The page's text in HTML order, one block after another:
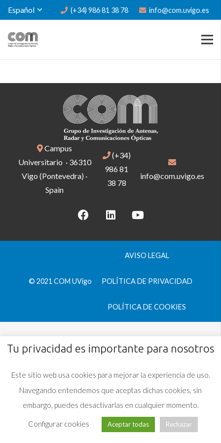
Español (+34) 986 81 38 78 info@com.uvigo.es
Campus
Universitario · 36310
Vigo (Pontevedra) ·
Spain
(+34)
986 81
38 78
info@com.uvigo.es
© 2021 COM UVigo
AVISO LEGAL
POLÍTICA DE PRIVACIDAD
POLÍTICA DE COOKIES
Tu privacidad es importante para nosotros
Este sitio web usa cookies para mejorar la experiencia de uso.
Navegando entendemos que aceptas dichas cookies, sin
embargo, puedes desactivarlas en cualquier momento.
Configurar cookies Aceptar todas Rechazar